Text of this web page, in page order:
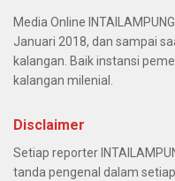
Media Online
Januari 2018, dan sampai
kalangan. Baik instansi
kalangan milenial.
Disclaimer
Setiap reporter
tanda pengenal dalam